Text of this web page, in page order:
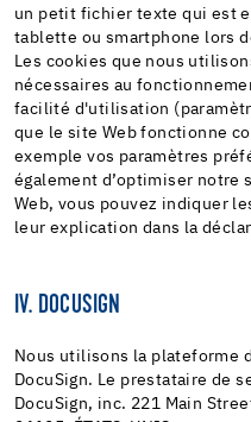
un petit fichier texte qui est
tablette ou smartphone lors
Les cookies que nous
nécessaires au
facilité d'utilisation
que le site Web fonctionne
exemple vos paramètres
également d’optimiser notre
Web, vous pouvez indiquer
leur explication dans la
IV. DOCUSIGN
Nous utilisons la plateforme
DocuSign. Le prestataire de
DocuSign, inc. 221 Main